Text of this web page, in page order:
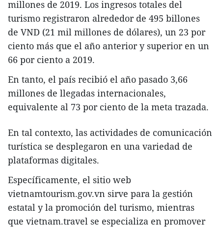
millones de 2019. Los ingresos totales del
turismo registraron alrededor de 495 billones
de VND (21 mil millones de dólares), un 23 por
ciento más que el año anterior y superior en un
66 por ciento a 2019.
En tanto, el país recibió el año pasado 3,66
millones de llegadas internacionales,
equivalente al 73 por ciento de la meta trazada.
En tal contexto, las actividades de comunicación
turística se desplegaron en una variedad de
plataformas digitales.
Específicamente, el sitio web
vietnamtourism.gov.vn sirve para la gestión
estatal y la promoción del turismo, mientras
que vietnam.travel se especializa en promover